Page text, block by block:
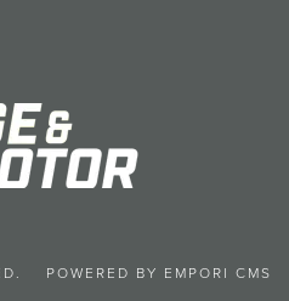
POWERED BY EMPORI CMS